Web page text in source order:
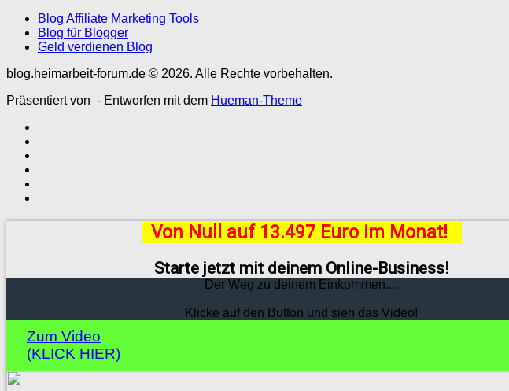
Blog Affiliate Marketing Tools
Blog für Blogger
Geld verdienen Blog
blog.heimarbeit-forum.de © 2026. Alle Rechte vorbehalten.
Präsentiert von - Entworfen mit dem Hueman-Theme
Von Null auf 13.497 Euro im Monat!
Starte jetzt mit deinem Online-Business!
Der Weg zu deinem Einkommen....
Klicke auf den Button und sieh das Video!
Zum Video
(KLICK HIER)